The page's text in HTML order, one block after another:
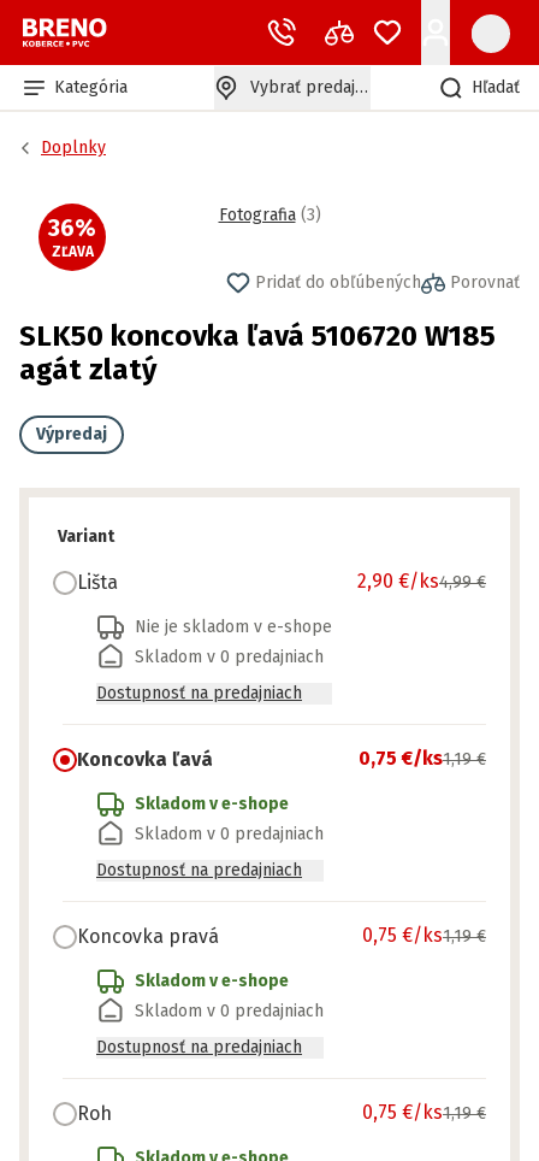
Kategória Vybrať predajňu Hľadať
Doplnky
36%
ZĽAVA
Fotografia (3)
Pridať do obľúbených Porovnať
SLK50 koncovka ľavá 5106720 W185
agát zlatý
Výpredaj
Variant
Lišta 2,90 €/ks4,99 €
Nie je skladom v e-shope
Skladom v 0 predajniach
Dostupnosť na predajniach
Koncovka ľavá 0,75 €/ks1,19 €
Skladom v e-shope
Skladom v 0 predajniach
Dostupnosť na predajniach
Koncovka pravá 0,75 €/ks1,19 €
Skladom v e-shope
Skladom v 0 predajniach
Dostupnosť na predajniach
Roh 0,75 €/ks1,19 €